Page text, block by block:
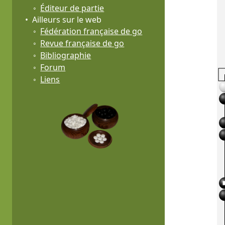
Éditeur de partie
Ailleurs sur le web
Fédération française de go
Revue française de go
Bibliographie
Forum
Liens